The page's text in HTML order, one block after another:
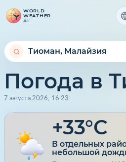
WORLD
WEATHER
AI
Погода в
7 августа 2026 16 23
+33°C
В отдельных
небольшой